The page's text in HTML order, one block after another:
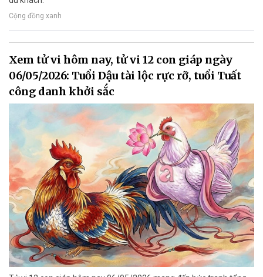
Cộng đồng xanh
Xem tử vi hôm nay, tử vi 12 con giáp ngày
06/05/2026: Tuổi Dậu tài lộc rực rỡ, tuổi Tuất
công danh khởi sắc